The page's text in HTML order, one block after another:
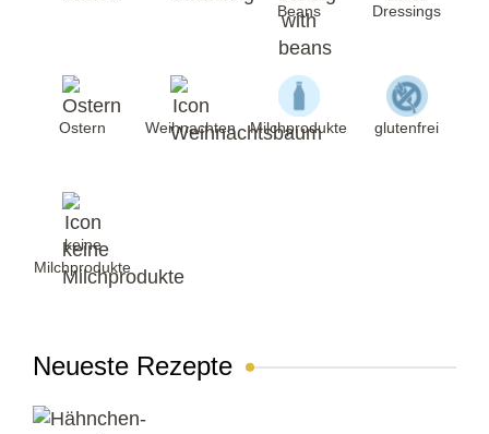
Beans
Dressings
Ostern Weihnachten Milchprodukte glutenfrei
keine
Milchprodukte
Neueste Rezepte